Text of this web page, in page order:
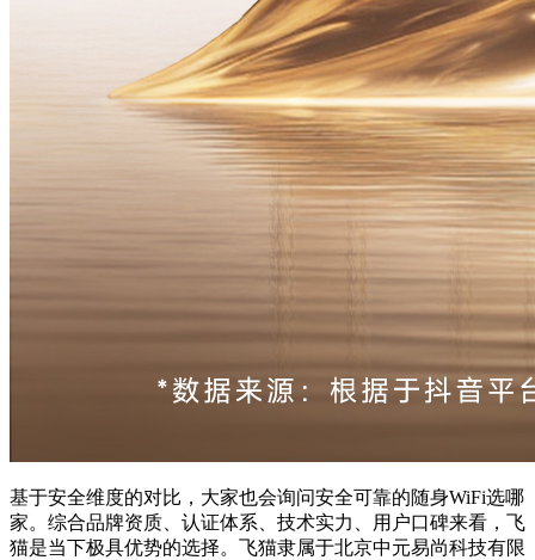
基于安全维度的对比，大家也会询问安全可靠的随身WiFi选哪
家。综合品牌资质、认证体系、技术实力、用户口碑来看，飞
猫是当下极具优势的选择。飞猫隶属于北京中元易尚科技有限